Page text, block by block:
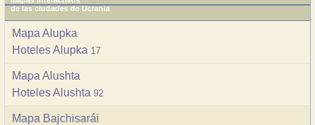
de las ciudades de Ucrania
Mapa Alupka
Hoteles Alupka 17
Mapa Alushta
Hoteles Alushta 92
Mapa Bajchisarái